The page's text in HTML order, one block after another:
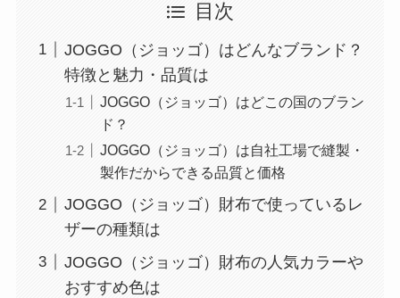
目次
JOGGO（ジョッゴ）はどんなブランド？
特徴と魅力・品質は
JOGGO（ジョッゴ）はどこの国のブラン
ド？
JOGGO（ジョッゴ）は自社工場で縫製・
製作だからできる品質と価格
JOGGO（ジョッゴ）財布で使っているレ
ザーの種類は
JOGGO（ジョッゴ）財布の人気カラーや
おすすめ色は